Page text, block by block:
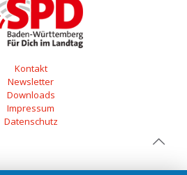
Kontakt
Newsletter
Downloads
Impressum
Datenschutz